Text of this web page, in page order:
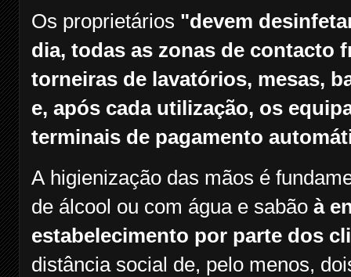
Os proprietários "devem
dia, todas as zonas de contacto
torneiras de lavatórios, mesas,
e, após cada utilização, os
terminais de pagamento
A higienização das mãos é
de álcool ou com água e sabão à
estabelecimento por parte dos
distância social de, pelo menos,